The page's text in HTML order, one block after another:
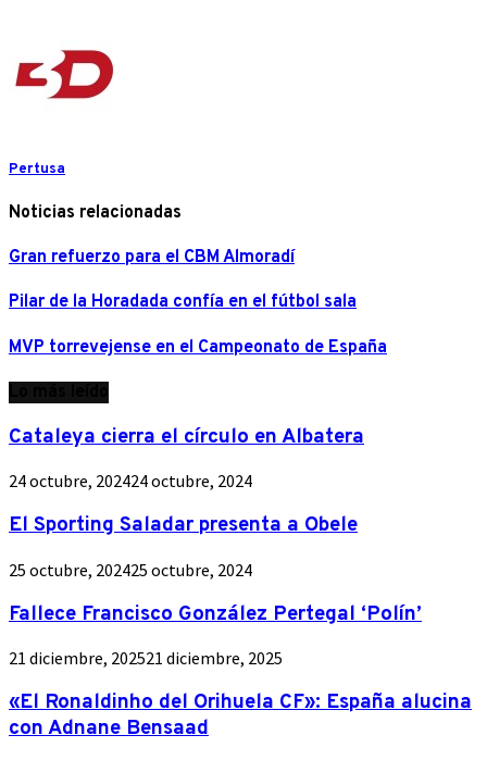
Pertusa
Noticias relacionadas
Gran refuerzo para el CBM Almoradí
Pilar de la Horadada confía en el fútbol sala
MVP torrevejense en el Campeonato de España
Cataleya cierra el círculo en Albatera
24 octubre, 202424 octubre, 2024
El Sporting Saladar presenta a Obele
25 octubre, 202425 octubre, 2024
Fallece Francisco González Pertegal ‘Polín’
21 diciembre, 202521 diciembre, 2025
«El Ronaldinho del Orihuela CF»: España alucina
con Adnane Bensaad